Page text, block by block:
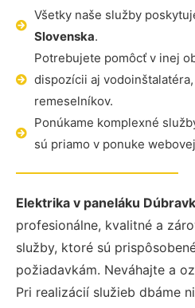
Všetky naše služby
Slovenska.
Potrebujete pomôcť v inej
dispozícii aj
remeselníkov.
Ponúkame komplexné
sú priamo v ponuke
Elektrika v paneláku
profesionálne, kvalitné a
služby, ktoré sú
požiadavkám. Neváhajte a
Pri realizácií služieb dbáme